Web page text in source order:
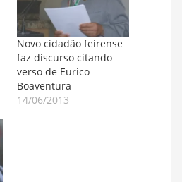
Novo cidadão feirense
faz discurso citando
verso de Eurico
Boaventura
14/06/2013